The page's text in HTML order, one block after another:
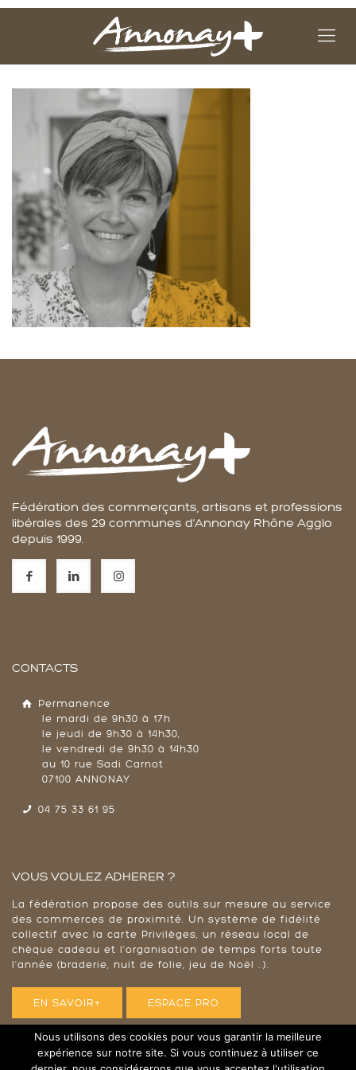
Fédération des commerçants, artisans et professions
libérales des 29 communes d'Annonay Rhône Agglo
depuis 1999.
CONTACTS
Permanence
le mardi de 9h30 à 17h
le jeudi de 9h30 à 14h30,
le vendredi de 9h30 à 14h30
au 10 rue Sadi Carnot
07100 ANNONAY
04 75 33 61 95
VOUS VOULEZ ADHERER ?
La fédération propose des outils sur mesure au service
des commerces de proximité. Un système de fidélité
collectif avec la carte Privilèges, un réseau local de
chèque cadeau et l'organisation de temps forts toute
l’année (braderie, nuit de folie, jeu de Noël ..).
EN SAVOIR+ ESPACE PRO
Nous utilisons des cookies pour vous garantir la meilleure
expérience sur notre site. Si vous continuez à utiliser ce